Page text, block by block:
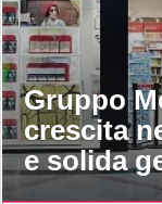
Gruppo
crescita
e solida